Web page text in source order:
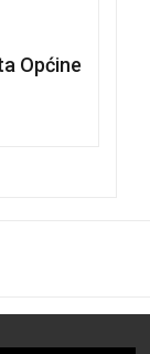
Općine